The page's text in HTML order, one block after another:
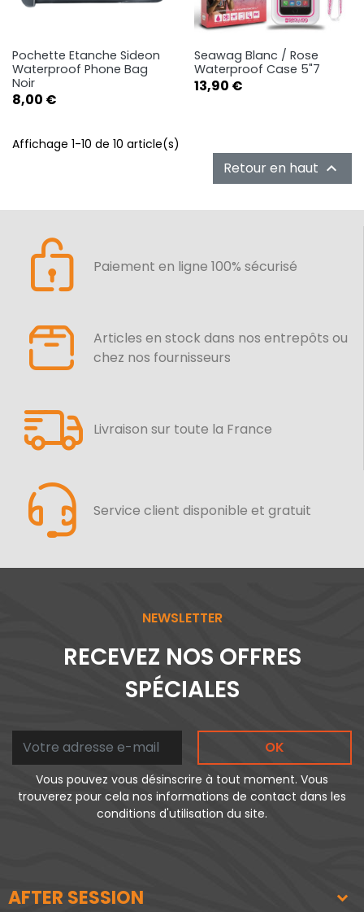
Pochette Etanche Sideon
Waterproof Phone Bag
Noir
Prix
8,00 €
Seawag Blanc / Rose
Waterproof Case 5"7
Prix
13,90 €
Affichage 1-10 de 10 article(s)
Retour en haut 
Paiement en ligne 100% sécurisé
Articles en stock dans nos entrepôts ou
chez nos fournisseurs
Livraison sur toute la France
Service client disponible et gratuit
NEWSLETTER
RECEVEZ NOS OFFRES
SPÉCIALES
OK
Vous pouvez vous désinscrire à tout moment. Vous
trouverez pour cela nos informations de contact dans les
conditions d'utilisation du site.
AFTER SESSION